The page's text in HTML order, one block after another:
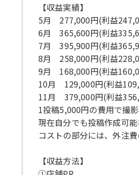
【収益実績】
5月 277,000円(利益
6月 365,600円(利益
7月 395,900円(利益
8月 258,000円(利益
9月 168,000円(利益
10月 129,000円(利益
11月 379,000円(利益
1投稿5,000円の費用で撮
現在自分でも投稿作成可
コストの部分には、外注
【収益方法】